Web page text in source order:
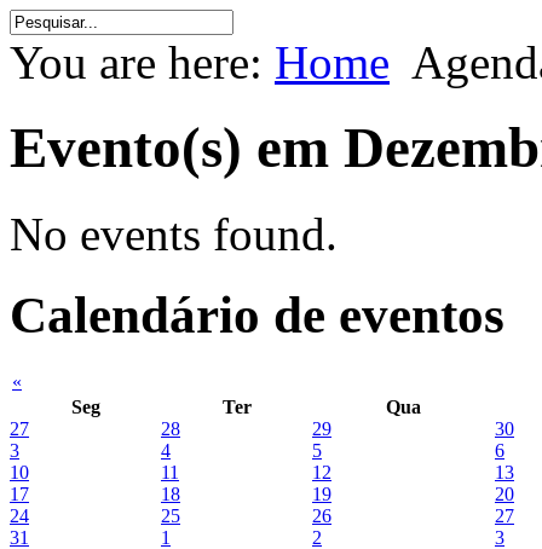
You are here: Home
Evento(s) em
No events found.
Calendário de eventos
«
Seg
Ter
Qua
27
28 29
30
3
4 5
6
10
11 12
13
17
18 19
20
24
25 26
27
31
1 2 3